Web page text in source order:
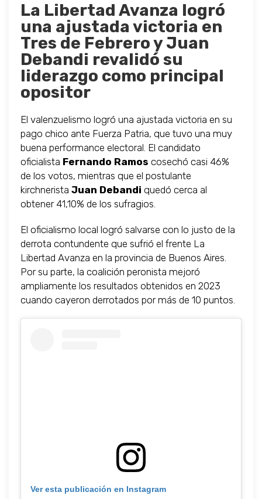
La Libertad Avanza logró
una ajustada victoria en
Tres de Febrero y Juan
Debandi revalidó su
liderazgo como principal
opositor
El valenzuelismo logró una ajustada victoria en su
pago chico ante Fuerza Patria, que tuvo una muy
buena performance electoral. El candidato
oficialista Fernando Ramos cosechó casi 46%
de los votos, mientras que el postulante
kirchnerista Juan Debandi quedó cerca al
obtener 41,10% de los sufragios.
El oficialismo local logró salvarse con lo justo de la
derrota contundente que sufrió el frente La
Libertad Avanza en la provincia de Buenos Aires.
Por su parte, la coalición peronista mejoró
ampliamente los resultados obtenidos en 2023
cuando cayeron derrotados por más de 10 puntos.
Ver esta publicación en Instagram